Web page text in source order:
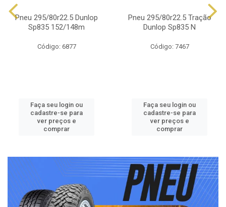
Pneu 295/80r22.5 Dunlop
Sp835 152/148m
Código: 6877
Faça seu login ou
cadastre-se para
ver preços e
comprar
Pneu 295/80r22.5 Tração
Dunlop Sp835 N
Código: 7467
Faça seu login ou
cadastre-se para
ver preços e
comprar